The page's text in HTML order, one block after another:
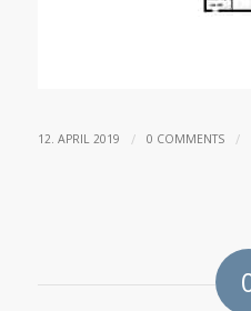
12. APRIL 2019 / 0 COMMENTS /